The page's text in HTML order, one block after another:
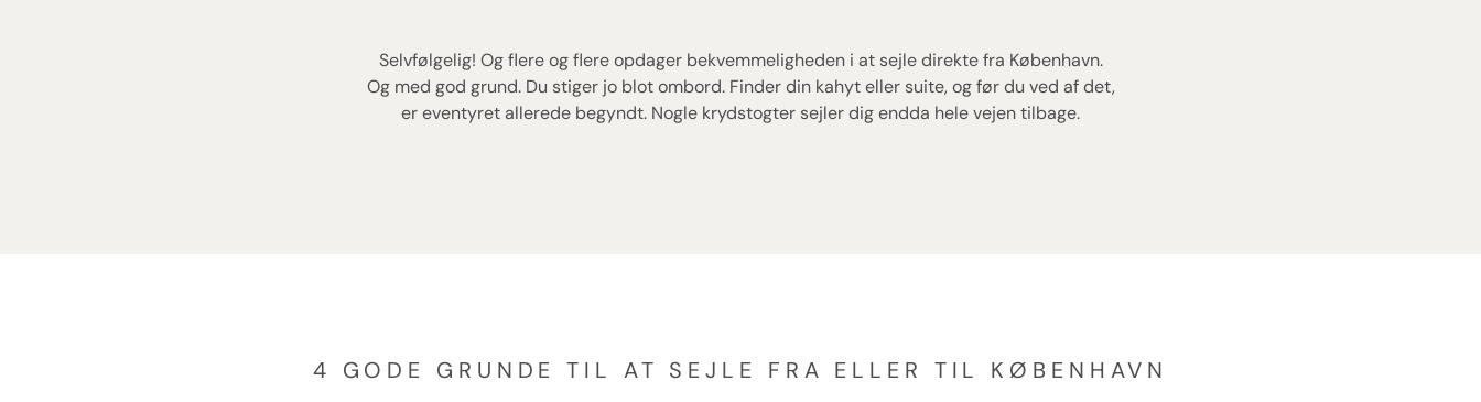
Selvfølgelig! Og flere og flere opdager bekvemmeligheden i at sejle direkte fra København.
Og med god grund. Du stiger jo blot ombord. Finder din kahyt eller suite, og før du ved af det,
er eventyret allerede begyndt. Nogle krydstogter sejler dig endda hele vejen tilbage.
4 GODE GRUNDE TIL AT SEJLE FRA ELLER TIL KØBENHAVN